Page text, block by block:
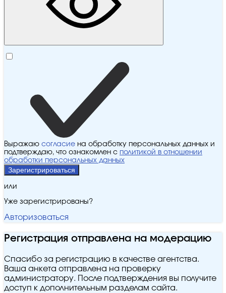
Выражаю согласие на обработку персональных данных и
подтверждаю, что ознакомлен с политикой в отношении
обработки персональных данных
Зарегистрироваться
или
Уже зарегистрированы?
Авторизоваться
Регистрация отправлена на модерацию
Спасибо за регистрацию в качестве агентства.
Ваша анкета отправлена на проверку
администратору. После подтверждения вы получите
доступ к дополнительным разделам сайта.